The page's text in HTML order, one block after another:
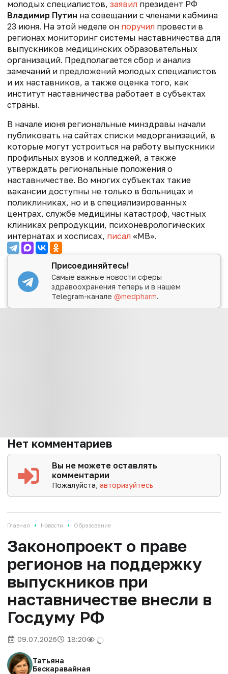
молодых специалистов, заявил президент РФ
Владимир Путин на совещании с членами кабмина
23 июня. На этой неделе он поручил провести в
регионах мониторинг системы наставничества для
выпускников медицинских образовательных
организаций. Предполагается сбор и анализ
замечаний и предложений молодых специалистов
и их наставников, а также оценка того, как
институт наставничества работает в субъектах
страны.
В начале июня региональные минздравы начали
публиковать на сайтах списки медорганизаций, в
которые могут устроиться на работу выпускники
профильных вузов и колледжей, а также
утверждать региональные положения о
наставничестве. Во многих субъектах такие
вакансии доступны не только в больницах и
поликлиниках, но и в специализированных
центрах, службе медицины катастроф, частных
клиниках репродукции, психоневрологических
интернатах и хосписах, писал «МВ».
Присоединяйтесь!
Самые важные новости сферы
здравоохранения теперь и в нашем
Telegram-канале@medpharm.
Нет комментариев
Вы не можете оставлять
комментарии
Пожалуйста,авторизуйтесь
Главная • Новости • Образование
Законопроект о праве
регионов на поддержку
выпускников при
наставничестве внесли в
Госдуму РФ
09.07.2026 18:20
Татьяна
Бескаравайная